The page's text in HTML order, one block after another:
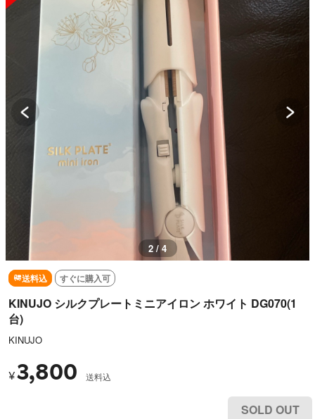
2 / 4
送料込 すぐに購入可
KINUJO シルクプレートミニアイロン ホワイト DG070(1
台)
KINUJO
¥3,800 送料込
SOLD OUT